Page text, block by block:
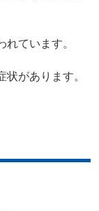
ています。
があります。